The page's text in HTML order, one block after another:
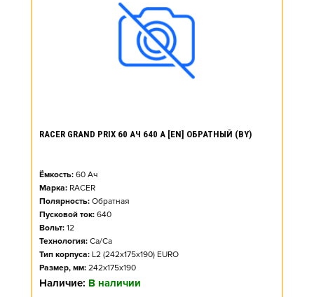
RACER GRAND PRIX 60 АЧ 640 А [EN] ОБРАТНЫЙ (BY)
Ёмкость: 60 Ач
Марка: RACER
Полярность: Обратная
Пусковой ток: 640
Вольт: 12
Технология: Ca/Ca
Тип корпуса: L2 (242x175x190) EURO
Размер, мм: 242x175x190
Наличие: В наличии